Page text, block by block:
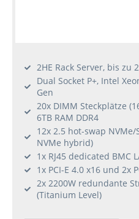
2HE Rack Server, bis zu
Dual Socket P+, Intel
Gen
20x DIMM Steckplätze
6TB RAM DDR4
12x 2.5 hot-swap NVMe/
NVMe hybrid)
1x RJ45 dedicated BMC
1x PCI-E 4.0 x16 und 2x
2x 2200W redundante
(Titanium Level)